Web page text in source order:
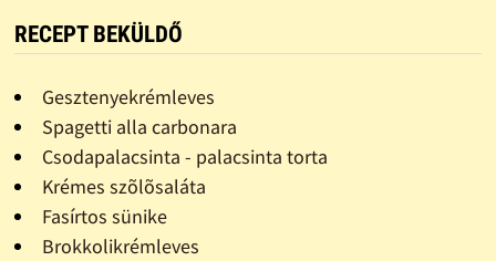
RECEPT BEKÜLDŐ
Gesztenyekrémleves
Spagetti alla carbonara
Csodapalacsinta - palacsinta torta
Krémes szõlõsaláta
Fasírtos sünike
Brokkolikrémleves